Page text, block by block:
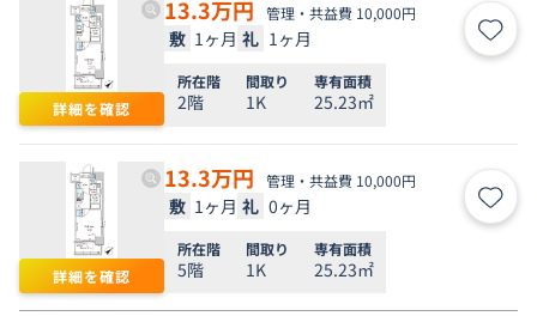
詳細を確認
13.3万円 管理・共益費 10,000円
敷 1ヶ月 礼 1ヶ月 お気
所在階
2階
間取り
1K
専有面積
25.23㎡
詳細を確認
13.3万円 管理・共益費 10,000円
敷 1ヶ月 礼 0ヶ月 お気
所在階
5階
間取り
1K
専有面積
25.23㎡